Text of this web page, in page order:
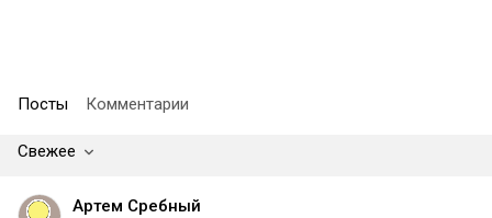
Посты Комментарии
Свежее
Артем Сребный